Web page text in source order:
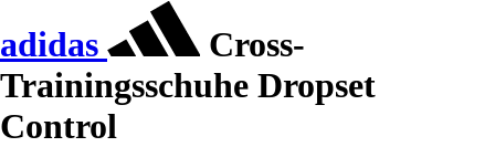
adidas
Cross-
Trainingsschuhe Dropset
Control